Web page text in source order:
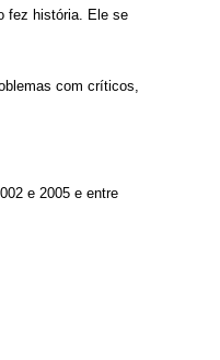
fez história. Ele se
com críticos,
e 2005 e entre